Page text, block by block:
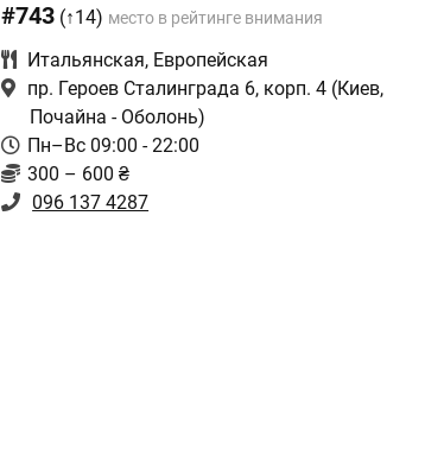
#743 (↑14) место в рейтинге внимания
Итальянская, Европейская
пр. Героев Сталинграда 6, корп. 4 (Киев,
Почайна - Оболонь)
Пн–Вс 09:00 - 22:00
300 – 600 ₴
096 137 4287